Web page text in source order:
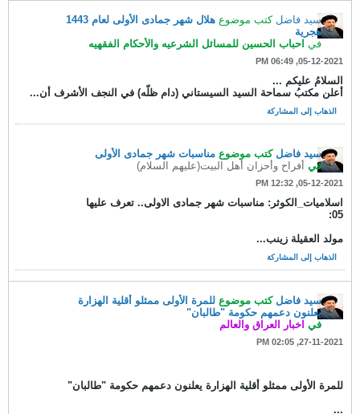
سيد فاضل كتب موضوع
هلال شهر جمادى الأولى لعام 1443
هجرية
في احباب الحسين للمسائل الشرعيه والأحكام الفقهيه
05-12-2021, 06:49 PM
السلامُ عليكم ...
أعلن مكتبُ سماحة السيد السيستاني (دام ظلّه) في النجف الأشرف أن...
الذهاب إلى المشاركة
سيد فاضل كتب موضوع مناسبات شهر جمادى الأولى
في أفراح وأحزان أهل البيت(عليهم السلام)
05-12-2021, 12:32 PM
اسلاميات_الكوثر: مناسبات شهر جمادى الاولى.. تعرف عليها
05:
مولد العقيلة زينب...
الذهاب إلى المشاركة
سيد فاضل كتب موضوع للمرة الأولى ممثلو أقلية الهزارة
يعلنون دعمهم حكومة "طالبان"
في اخبار العراق والعالم
27-11-2021, 02:05 PM
للمرة الأولى ممثلو أقلية الهزارة يعلنون دعمهم حكومة "طالبان"
...